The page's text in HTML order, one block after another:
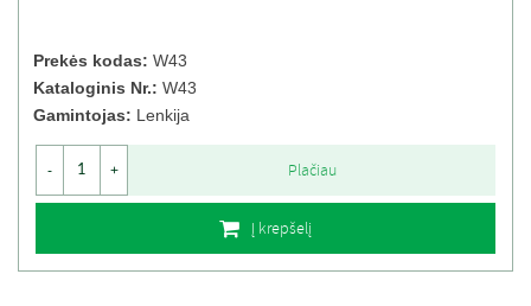
Prekės kodas: W43
Kataloginis Nr.: W43
Gamintojas: Lenkija
- + Plačiau
Į krepšelį